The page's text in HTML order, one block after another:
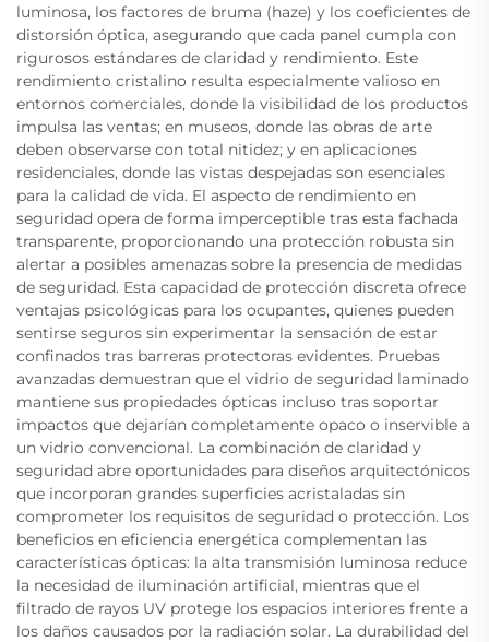
luminosa, los factores de bruma (haze) y los coeficientes de
distorsión óptica, asegurando que cada panel cumpla con
rigurosos estándares de claridad y rendimiento. Este
rendimiento cristalino resulta especialmente valioso en
entornos comerciales, donde la visibilidad de los productos
impulsa las ventas; en museos, donde las obras de arte
deben observarse con total nitidez; y en aplicaciones
residenciales, donde las vistas despejadas son esenciales
para la calidad de vida. El aspecto de rendimiento en
seguridad opera de forma imperceptible tras esta fachada
transparente, proporcionando una protección robusta sin
alertar a posibles amenazas sobre la presencia de medidas
de seguridad. Esta capacidad de protección discreta ofrece
ventajas psicológicas para los ocupantes, quienes pueden
sentirse seguros sin experimentar la sensación de estar
confinados tras barreras protectoras evidentes. Pruebas
avanzadas demuestran que el vidrio de seguridad laminado
mantiene sus propiedades ópticas incluso tras soportar
impactos que dejarían completamente opaco o inservible a
un vidrio convencional. La combinación de claridad y
seguridad abre oportunidades para diseños arquitectónicos
que incorporan grandes superficies acristaladas sin
comprometer los requisitos de seguridad o protección. Los
beneficios en eficiencia energética complementan las
características ópticas: la alta transmisión luminosa reduce
la necesidad de iluminación artificial, mientras que el
filtrado de rayos UV protege los espacios interiores frente a
los daños causados por la radiación solar. La durabilidad del